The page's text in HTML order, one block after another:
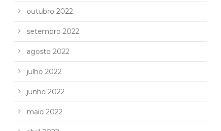
outubro 2022
setembro 2022
agosto 2022
julho 2022
junho 2022
maio 2022